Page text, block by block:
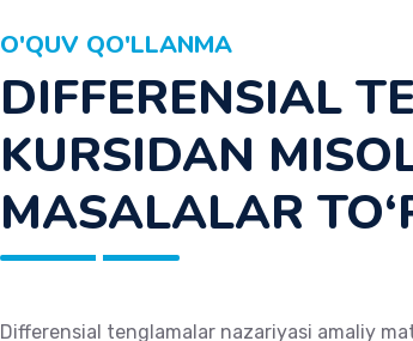
O'QUV QO'LLANMA
DIFFERENSIAL
KURSIDAN
MASALALAR
Differensial tenglamalar nazariyasi amaliy